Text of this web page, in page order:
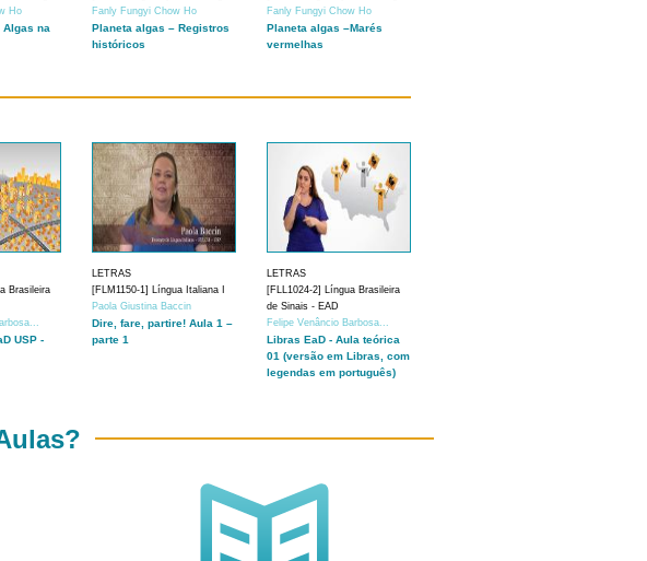
Ho
Algas na
Fanly Fungyi Chow Ho
Planeta algas – Registros
históricos
Fanly Fungyi Chow Ho
Planeta algas –Marés
vermelhas
Brasileira
USP -
LETRAS
[FLM1150-1] Língua Italiana I
Paola Giustina Baccin
Dire, fare, partire! Aula 1 –
parte 1
LETRAS
[FLL1024-2] Língua Brasileira
de Sinais - EAD
Felipe Venâncio Barbosa...
Libras EaD - Aula teórica
01 (versão em Libras, com
legendas em português)